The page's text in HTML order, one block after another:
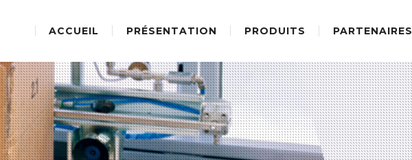
ACCUEIL PRÉSENTATION PRODUITS PARTENAIRES